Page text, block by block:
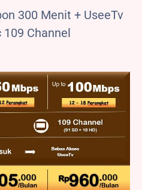
300 Menit + UseeTv
109 Channel